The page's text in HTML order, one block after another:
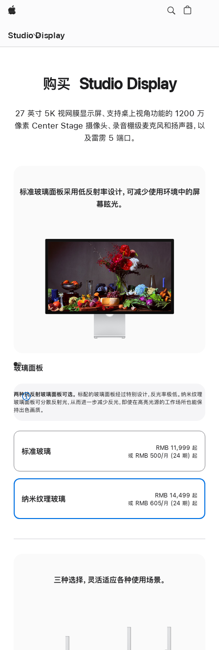
Apple
Studio Display
购买 Studio Display
27 英寸 5K 视网膜显示屏、支持桌上视角功能的 1200 万
像素 Center Stage 摄像头、录音棚级麦克风和扬声器，以
及雷雳 5 端口。
标准玻璃面板采用低反射率设计，可减少使用环境中的屏
幕眩光。
玻璃面板
两种抗反射玻璃面板可选。 标配的玻璃面板经过特别设计，反光率极低。纳米纹理
玻璃面板可分散反射光，从而进一步减少反光，即使在高亮光源的工作场所也能保
持出色画质。
展
开
标准玻璃 RMB 11,999 起
或 RMB 500/月 (24 期) 起
纳米纹理玻璃 RMB 14,499 起
或 RMB 605/月 (24 期) 起
三种选择，灵活适应各种使用场景。